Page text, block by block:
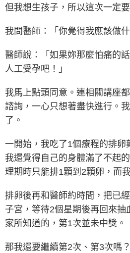
但我想生孩子，所以這次一定
我問醫師：「你覺得我應該做什
醫師說：「如果妳那麼怕痛的
人工受孕吧！」
我馬上點頭同意。連相關講座
諮詢，一心只想著盡快進行。
了。
一開始，我吃了1個療程的排卵
我還覺得自己的身體滿了不起
理期時只能排1顆到2顆卵，而
排卵後再和醫師約時間，把已
子宮，等待2個星期後再回來抽
家所知道的，第1次並未中獎。
那我還要繼續第2次、第3次嗎